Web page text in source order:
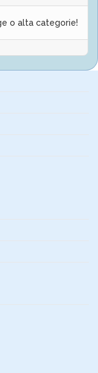
o alta categorie!